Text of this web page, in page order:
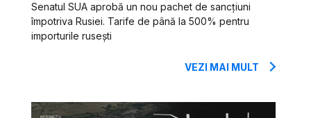
Senatul SUA aprobă un nou pachet de sancțiuni
împotriva Rusiei. Tarife de până la 500% pentru
importurile rusești
VEZI MAI MULT